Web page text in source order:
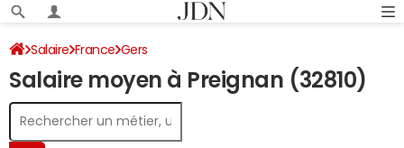
Salaire France Gers
Salaire moyen à Preignan (32810)